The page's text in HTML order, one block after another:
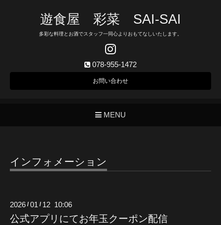
遊食屋 彩菜 SAI‐SAI
多彩な料理とお酒でスタッフ一同心よりおもてなしいたします。
078-955-1472
お問い合わせ
MENU
インフォメーション
2026 /01 / 12 10:06
公式アプリにてお年玉クーポン配信